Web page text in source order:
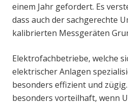
einem Jahr gefordert. Es
dass auch der sachgerechte
kalibrierten Messgeräten
Elektrofachbetriebe, welche
elektrischer Anlagen
besonders effizient und
besonders vorteilhaft, wenn